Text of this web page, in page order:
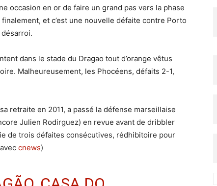
occasion en or de faire un grand pas vers la phase
et c’est une nouvelle défaite contre Porto
dans le stade du Dragao tout d’orange vêtus
Malheureusement, les Phocéens, défaits 2-1,
retraite en 2011, a passé la défense marseillaise
Julien Rodirguez) en revue avant de dribbler
de trois défaites consécutives, rédhibitoire pour
cnews)